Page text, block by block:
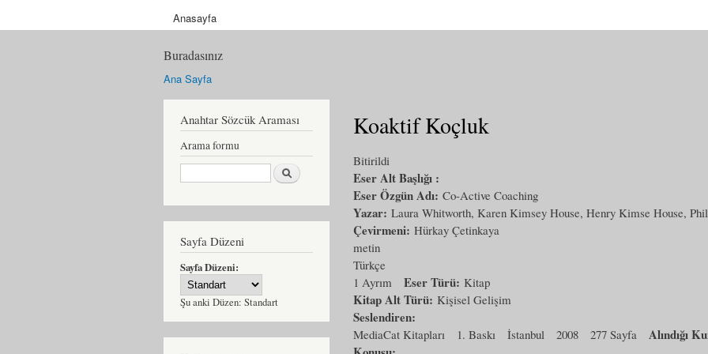
Anasayfa
Buradasınız
Ana Sayfa
Anahtar Sözcük Araması
Arama formu
Ara
Sayfa Düzeni
Sayfa Düzeni:
Şu anki Düzen: Standart
Koaktif Koçluk
Bitirildi
Eser Alt Başlığı :
Eser Özgün Adı: Co-Active Coaching
Yazar: Laura Whitworth, Karen Kimsey House, Henry Kimse House,
Çevirmeni: Hürkay Çetinkaya
metin
Türkçe
1 Ayrım
Eser Türü: Kitap
Kitap Alt Türü: Kişisel Gelişim
Seslendiren:
MediaCat Kitapları 1. Baskı İstanbul 2008 277 Sayfa Alındığı